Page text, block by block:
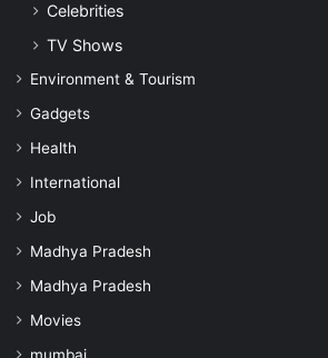
Celebrities
TV Shows
Environment & Tourism
Gadgets
Health
International
Job
Madhya Pradesh
Madhya Pradesh
Movies